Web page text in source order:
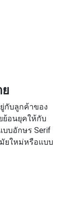
กับลูกค้าของ
อนยุคให้กับ
บอักษร Serif
ยใหม่หรือแบบ